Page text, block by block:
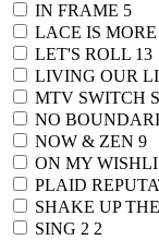
IN FRAME 5
LACE IS MORE
LET'S ROLL 13
LIVING OUR
MTV SWITCH
NO
NOW & ZEN 9
ON MY
PLAID
SHAKE UP
SING 2 2